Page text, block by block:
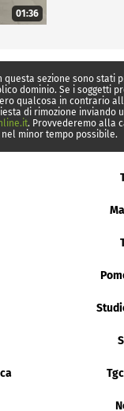
01:36
questa sezione sono stati
dominio. Se i soggetti
qualcosa in contrario
di rimozione inviando
. Provvederemo alla
minor tempo possibile.